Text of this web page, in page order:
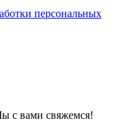
персональных
с вами свяжемся!